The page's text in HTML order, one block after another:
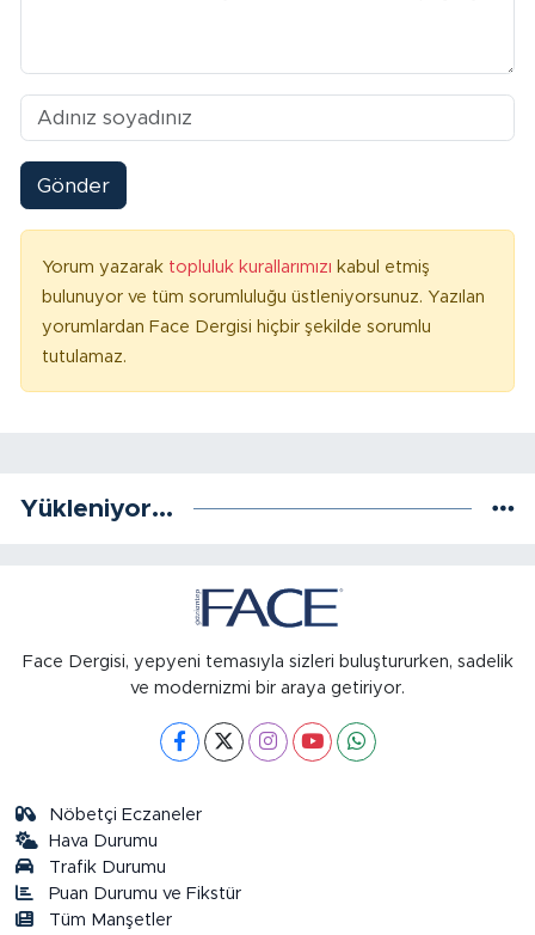
Gönder
Yorum yazarak topluluk kurallarımızı kabul etmiş
bulunuyor ve tüm sorumluluğu üstleniyorsunuz. Yazılan
yorumlardan Face Dergisi hiçbir şekilde sorumlu
tutulamaz.
Yükleniyor...
Face Dergisi, yepyeni temasıyla sizleri buluştururken, sadelik
ve modernizmi bir araya getiriyor.
Nöbetçi Eczaneler
Hava Durumu
Trafik Durumu
Puan Durumu ve Fikstür
Tüm Manşetler